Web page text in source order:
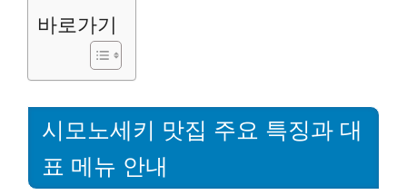
바로가기
시모노세키 맛집 주요 특징과 대
표 메뉴 안내